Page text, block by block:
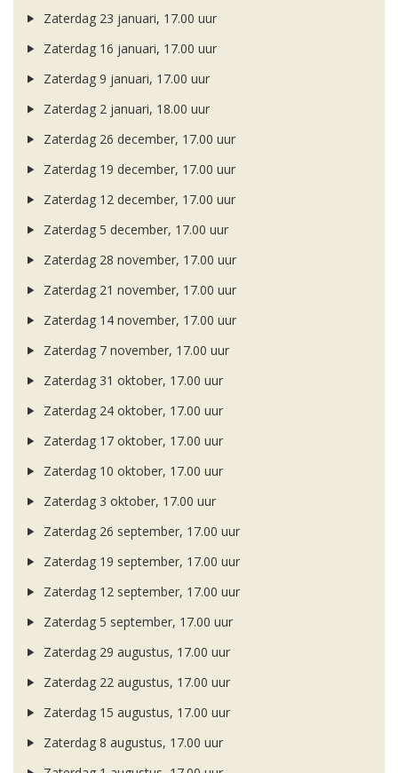
Zaterdag 23 januari, 17.00 uur
Zaterdag 16 januari, 17.00 uur
Zaterdag 9 januari, 17.00 uur
Zaterdag 2 januari, 18.00 uur
Zaterdag 26 december, 17.00 uur
Zaterdag 19 december, 17.00 uur
Zaterdag 12 december, 17.00 uur
Zaterdag 5 december, 17.00 uur
Zaterdag 28 november, 17.00 uur
Zaterdag 21 november, 17.00 uur
Zaterdag 14 november, 17.00 uur
Zaterdag 7 november, 17.00 uur
Zaterdag 31 oktober, 17.00 uur
Zaterdag 24 oktober, 17.00 uur
Zaterdag 17 oktober, 17.00 uur
Zaterdag 10 oktober, 17.00 uur
Zaterdag 3 oktober, 17.00 uur
Zaterdag 26 september, 17.00 uur
Zaterdag 19 september, 17.00 uur
Zaterdag 12 september, 17.00 uur
Zaterdag 5 september, 17.00 uur
Zaterdag 29 augustus, 17.00 uur
Zaterdag 22 augustus, 17.00 uur
Zaterdag 15 augustus, 17.00 uur
Zaterdag 8 augustus, 17.00 uur